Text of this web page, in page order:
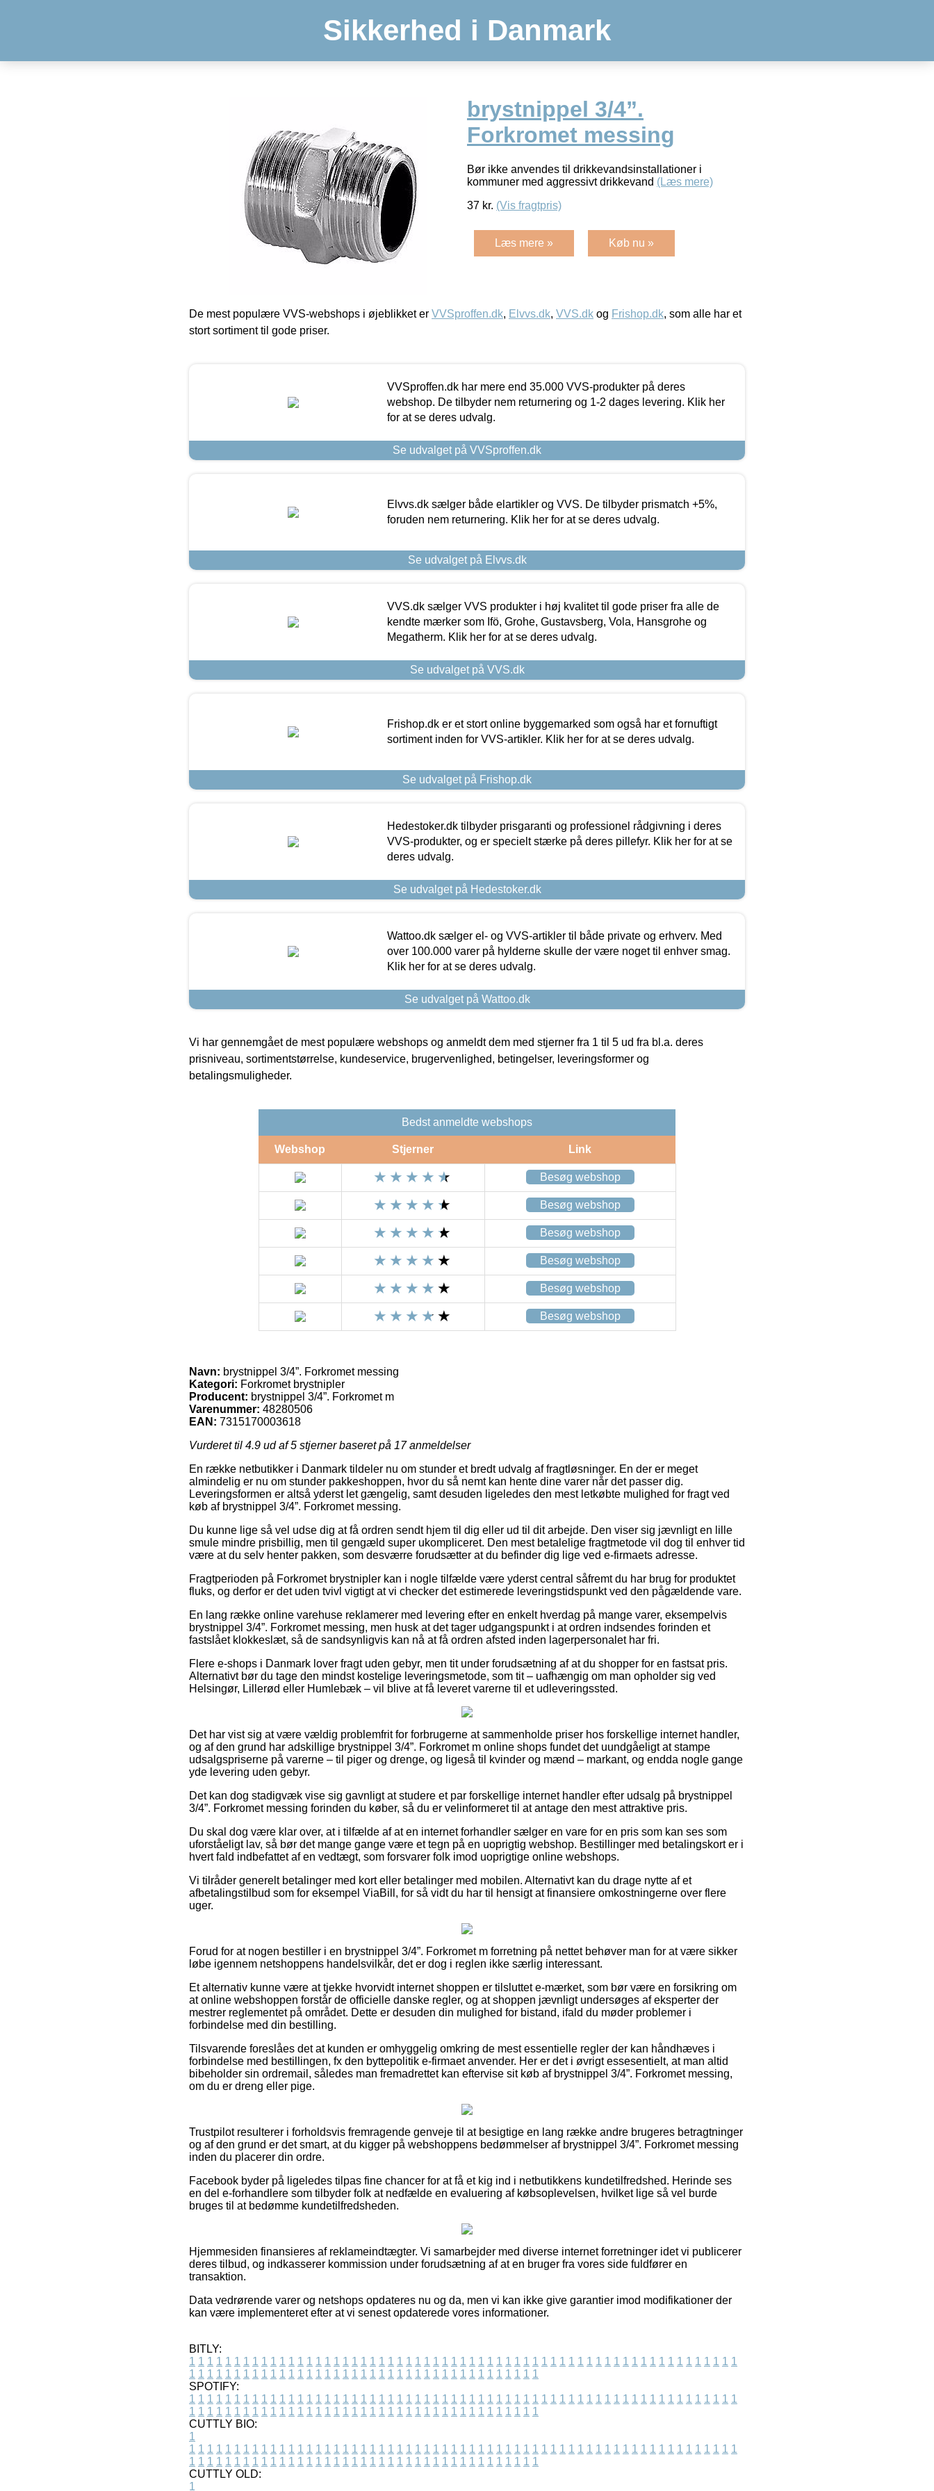
Sikkerhed i Danmark
brystnippel 3/4”.
Forkromet messing
Bør ikke anvendes til drikkevandsinstallationer i
kommuner med aggressivt drikkevand (Læs mere)
37 kr. (Vis fragtpris)
Læs mere » Køb nu »
De mest populære VVS-webshops i øjeblikket er VVSproffen.dk, Elvvs.dk, VVS.dk og Frishop.dk, som alle har et
stort sortiment til gode priser.
VVSproffen.dk har mere end 35.000 VVS-produkter på deres
webshop. De tilbyder nem returnering og 1-2 dages levering. Klik her
for at se deres udvalg.
Se udvalget på VVSproffen.dk
Elvvs.dk sælger både elartikler og VVS. De tilbyder prismatch +5%,
foruden nem returnering. Klik her for at se deres udvalg.
Se udvalget på Elvvs.dk
VVS.dk sælger VVS produkter i høj kvalitet til gode priser fra alle de
kendte mærker som Ifö, Grohe, Gustavsberg, Vola, Hansgrohe og
Megatherm. Klik her for at se deres udvalg.
Se udvalget på VVS.dk
Frishop.dk er et stort online byggemarked som også har et fornuftigt
sortiment inden for VVS-artikler. Klik her for at se deres udvalg.
Se udvalget på Frishop.dk
Hedestoker.dk tilbyder prisgaranti og professionel rådgivning i deres
VVS-produkter, og er specielt stærke på deres pillefyr. Klik her for at se
deres udvalg.
Se udvalget på Hedestoker.dk
Wattoo.dk sælger el- og VVS-artikler til både private og erhverv. Med
over 100.000 varer på hylderne skulle der være noget til enhver smag.
Klik her for at se deres udvalg.
Se udvalget på Wattoo.dk
Vi har gennemgået de mest populære webshops og anmeldt dem med stjerner fra 1 til 5 ud fra bl.a. deres
prisniveau, sortimentstørrelse, kundeservice, brugervenlighed, betingelser, leveringsformer og
betalingsmuligheder.
Bedst anmeldte webshops
Webshop Stjerner Link
Besøg webshop
Besøg webshop
Besøg webshop
Besøg webshop
Besøg webshop
Besøg webshop
Navn: brystnippel 3/4”. Forkromet messing
Kategori: Forkromet brystnipler
Producent: brystnippel 3/4”. Forkromet m
Varenummer: 48280506
EAN: 7315170003618
Vurderet til 4.9 ud af 5 stjerner baseret på 17anmeldelser
En række netbutikker i Danmark tildeler nu om stunder et bredt udvalg af fragtløsninger. En der er meget
almindelig er nu om stunder pakkeshoppen, hvor du så nemt kan hente dine varer når det passer dig.
Leveringsformen er altså yderst let gængelig, samt desuden ligeledes den mest letkøbte mulighed for fragt ved
køb af brystnippel 3/4”. Forkromet messing.
Du kunne lige så vel udse dig at få ordren sendt hjem til dig eller ud til dit arbejde. Den viser sig jævnligt en lille
smule mindre prisbillig, men til gengæld super ukompliceret. Den mest betalelige fragtmetode vil dog til enhver tid
være at du selv henter pakken, som desværre forudsætter at du befinder dig lige ved e-firmaets adresse.
Fragtperioden på Forkromet brystnipler kan i nogle tilfælde være yderst central såfremt du har brug for produktet
fluks, og derfor er det uden tvivl vigtigt at vi checker det estimerede leveringstidspunkt ved den pågældende vare.
En lang række online varehuse reklamerer med levering efter en enkelt hverdag på mange varer, eksempelvis
brystnippel 3/4”. Forkromet messing, men husk at det tager udgangspunkt i at ordren indsendes forinden et
fastslået klokkeslæt, så de sandsynligvis kan nå at få ordren afsted inden lagerpersonalet har fri.
Flere e-shops i Danmark lover fragt uden gebyr, men tit under forudsætning af at du shopper for en fastsat pris.
Alternativt bør du tage den mindst kostelige leveringsmetode, som tit – uafhængig om man opholder sig ved
Helsingør, Lillerød eller Humlebæk – vil blive at få leveret varerne til et udleveringssted.
Det har vist sig at være vældig problemfrit for forbrugerne at sammenholde priser hos forskellige internet handler,
og af den grund har adskillige brystnippel 3/4”. Forkromet m online shops fundet det uundgåeligt at stampe
udsalgspriserne på varerne – til piger og drenge, og ligeså til kvinder og mænd – markant, og endda nogle gange
yde levering uden gebyr.
Det kan dog stadigvæk vise sig gavnligt at studere et par forskellige internet handler efter udsalg på brystnippel
3/4”. Forkromet messing forinden du køber, så du er velinformeret til at antage den mest attraktive pris.
Du skal dog være klar over, at i tilfælde af at en internet forhandler sælger en vare for en pris som kan ses som
uforståeligt lav, så bør det mange gange være et tegn på en uoprigtig webshop. Bestillinger med betalingskort er i
hvert fald indbefattet af en vedtægt, som forsvarer folk imod uoprigtige online webshops.
Vi tilråder generelt betalinger med kort eller betalinger med mobilen. Alternativt kan du drage nytte af et
afbetalingstilbud som for eksempel ViaBill, for så vidt du har til hensigt at finansiere omkostningerne over flere
uger.
Forud for at nogen bestiller i en brystnippel 3/4”. Forkromet m forretning på nettet behøver man for at være sikker
løbe igennem netshoppens handelsvilkår, det er dog i reglen ikke særlig interessant.
Et alternativ kunne være at tjekke hvorvidt internet shoppen er tilsluttet e-mærket, som bør være en forsikring om
at online webshoppen forstår de officielle danske regler, og at shoppen jævnligt undersøges af eksperter der
mestrer reglementet på området. Dette er desuden din mulighed for bistand, ifald du møder problemer i
forbindelse med din bestilling.
Tilsvarende foreslåes det at kunden er omhyggelig omkring de mest essentielle regler der kan håndhæves i
forbindelse med bestillingen, fx den byttepolitik e-firmaet anvender. Her er det i øvrigt essesentielt, at man altid
bibeholder sin ordremail, således man fremadrettet kan eftervise sit køb af brystnippel 3/4”. Forkromet messing,
om du er dreng eller pige.
Trustpilot resulterer i forholdsvis fremragende genveje til at besigtige en lang række andre brugeres betragtninger
og af den grund er det smart, at du kigger på webshoppens bedømmelser af brystnippel 3/4”. Forkromet messing
inden du placerer din ordre.
Facebook byder på ligeledes tilpas fine chancer for at få et kig ind i netbutikkens kundetilfredshed. Herinde ses
en del e-forhandlere som tilbyder folk at nedfælde en evaluering af købsoplevelsen, hvilket lige så vel burde
bruges til at bedømme kundetilfredsheden.
Hjemmesiden finansieres af reklameindtægter. Vi samarbejder med diverse internet forretninger idet vi publicerer
deres tilbud, og indkasserer kommission under forudsætning af at en bruger fra vores side fuldfører en
transaktion.
Data vedrørende varer og netshops opdateres nu og da, men vi kan ikke give garantier imod modifikationer der
kan være implementeret efter at vi senest opdaterede vores informationer.
BITLY:
1 1 1 1 1 1 1 1 1 1 1 1 1 1 1 1 1 1 1 1 1 1 1 1 1 1 1 1 1 1 1 1 1 1 1 1 1 1 1 1 1 1 1 1 1 1 1 1 1 1 1 1 1 1 1 1 1 1 1 1 1
1 1 1 1 1 1 1 1 1 1 1 1 1 1 1 1 1 1 1 1 1 1 1 1 1 1 1 1 1 1 1 1 1 1 1 1 1 1 1
SPOTIFY:
1 1 1 1 1 1 1 1 1 1 1 1 1 1 1 1 1 1 1 1 1 1 1 1 1 1 1 1 1 1 1 1 1 1 1 1 1 1 1 1 1 1 1 1 1 1 1 1 1 1 1 1 1 1 1 1 1 1 1 1 1
1 1 1 1 1 1 1 1 1 1 1 1 1 1 1 1 1 1 1 1 1 1 1 1 1 1 1 1 1 1 1 1 1 1 1 1 1 1 1
CUTTLY BIO:
1
1 1 1 1 1 1 1 1 1 1 1 1 1 1 1 1 1 1 1 1 1 1 1 1 1 1 1 1 1 1 1 1 1 1 1 1 1 1 1 1 1 1 1 1 1 1 1 1 1 1 1 1 1 1 1 1 1 1 1 1 1
1 1 1 1 1 1 1 1 1 1 1 1 1 1 1 1 1 1 1 1 1 1 1 1 1 1 1 1 1 1 1 1 1 1 1 1 1 1 1
CUTTLY OLD:
1